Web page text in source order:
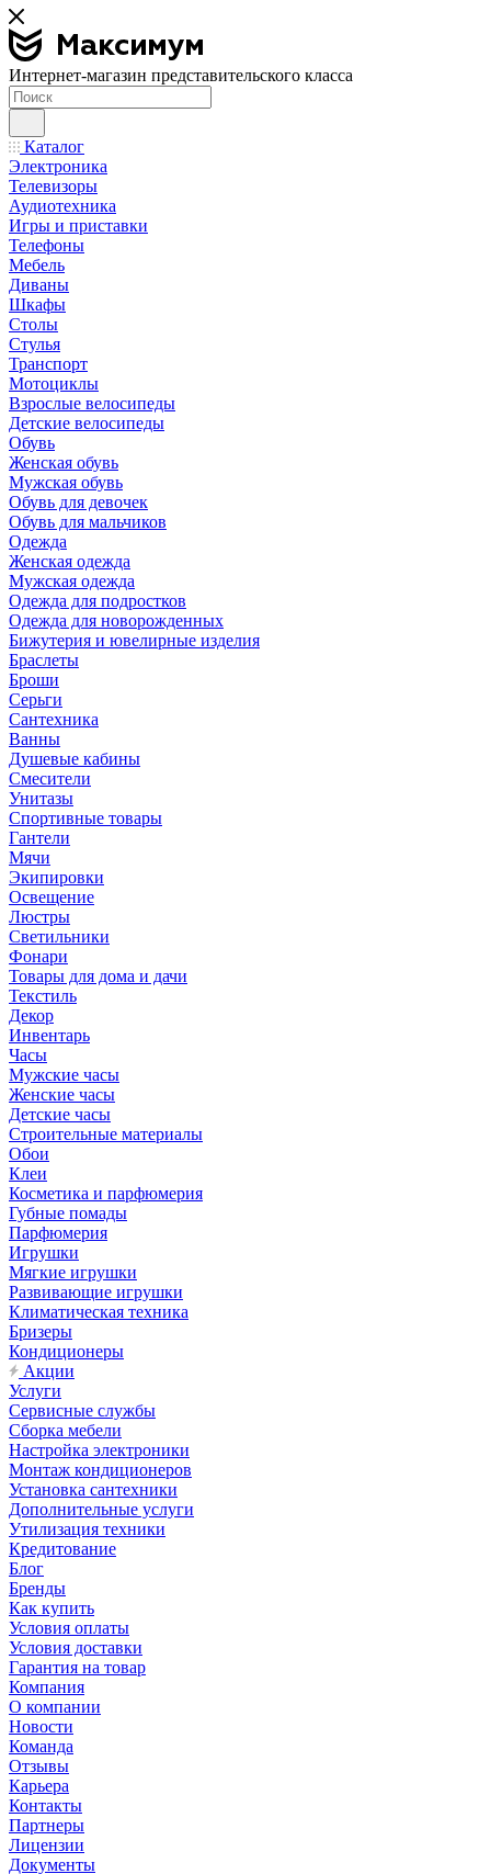
Интернет-магазин представительского класса
Каталог
Электроника
Телевизоры
Аудиотехника
Игры и приставки
Телефоны
Мебель
Диваны
Шкафы
Столы
Стулья
Транспорт
Мотоциклы
Взрослые велосипеды
Детские велосипеды
Обувь
Женская обувь
Мужская обувь
Обувь для девочек
Обувь для мальчиков
Одежда
Женская одежда
Мужская одежда
Одежда для подростков
Одежда для новорожденных
Бижутерия и ювелирные изделия
Браслеты
Броши
Серьги
Сантехника
Ванны
Душевые кабины
Смесители
Унитазы
Спортивные товары
Гантели
Мячи
Экипировки
Освещение
Люстры
Светильники
Фонари
Товары для дома и дачи
Текстиль
Декор
Инвентарь
Часы
Мужские часы
Женские часы
Детские часы
Строительные материалы
Обои
Клеи
Косметика и парфюмерия
Губные помады
Парфюмерия
Игрушки
Мягкие игрушки
Развивающие игрушки
Климатическая техника
Бризеры
Кондиционеры
Акции
Услуги
Сервисные службы
Сборка мебели
Настройка электроники
Монтаж кондиционеров
Установка сантехники
Дополнительные услуги
Утилизация техники
Кредитование
Блог
Бренды
Как купить
Условия оплаты
Условия доставки
Гарантия на товар
Компания
О компании
Новости
Команда
Отзывы
Карьера
Контакты
Партнеры
Лицензии
Документы